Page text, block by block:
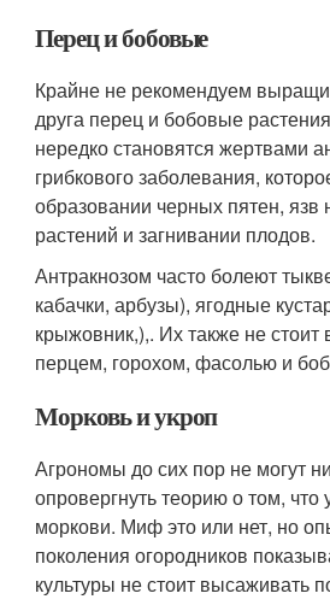
Перец и бобовые
Крайне не рекомендуем
друга перец и бобовые
нередко становятся жертвами
грибкового заболевания,
образовании черных пятен, язв
растений и загнивании плодов.
Антракнозом часто болеют
кабачки, арбузы), ягодные
крыжовник,),. Их также не
перцем, горохом, фасолью и
Морковь и укроп
Агрономы до сих пор не могут
опровергнуть теорию о том, что
моркови. Миф это или нет, но
поколения огородников
культуры не стоит высаживать